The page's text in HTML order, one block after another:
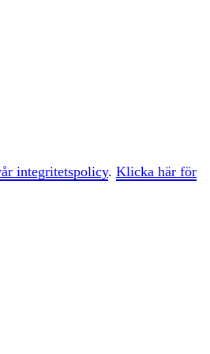
integritetspolicy. Klicka här för